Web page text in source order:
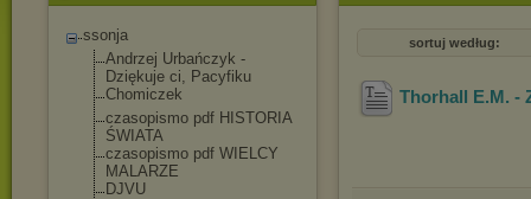
ssonja
Andrzej Urbańczyk -
Dziękuje ci, Pacyfiku
Chomiczek
czasopismo pdf HISTORIA
ŚWIATA
czasopismo pdf WIELCY
MALARZE
DJVU
sortuj według:
Thorhall E.M. -